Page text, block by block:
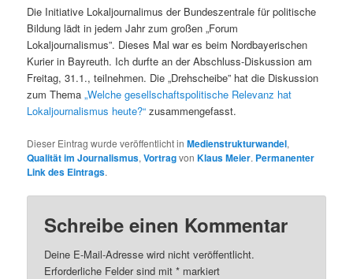
Die Initiative Lokaljournalimus der Bundeszentrale für politische
Bildung lädt in jedem Jahr zum großen „Forum
Lokaljournalismus”. Dieses Mal war es beim Nordbayerischen
Kurier in Bayreuth. Ich durfte an der Abschluss-Diskussion am
Freitag, 31.1., teilnehmen. Die „Drehscheibe” hat die Diskussion
zum Thema„Welche gesellschaftspolitische Relevanz hat
Lokaljournalismus heute?“ zusammengefasst.
Dieser Eintrag wurde veröffentlicht inMedienstrukturwandel,
Qualität im Journalismus,VortragvonKlaus Meier. Permanenter
Link des Eintrags.
Schreibe einen Kommentar
Deine E-Mail-Adresse wird nicht veröffentlicht.
Erforderliche Felder sind mit* markiert